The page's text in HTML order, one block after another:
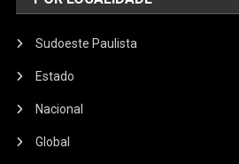
Sudoeste Paulista
Estado
Nacional
Global